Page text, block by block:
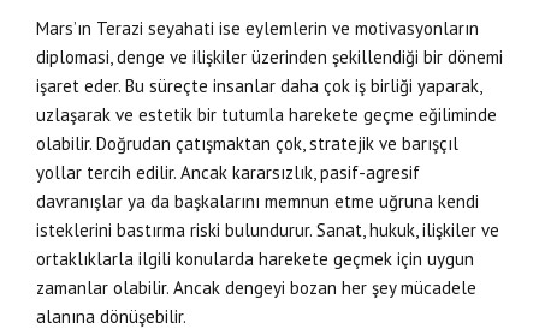
Mars’ın Terazi seyahati ise eylemlerin ve motivasyonların
diplomasi, denge ve ilişkiler üzerinden şekillendiği bir dönemi
işaret eder. Bu süreçte insanlar daha çok iş birliği yaparak,
uzlaşarak ve estetik bir tutumla harekete geçme eğiliminde
olabilir. Doğrudan çatışmaktan çok, stratejik ve barışçıl
yollar tercih edilir. Ancak kararsızlık, pasif-agresif
davranışlar ya da başkalarını memnun etme uğruna kendi
isteklerini bastırma riski bulundurur. Sanat, hukuk, ilişkiler ve
ortaklıklarla ilgili konularda harekete geçmek için uygun
zamanlar olabilir. Ancak dengeyi bozan her şey mücadele
alanına dönüşebilir.